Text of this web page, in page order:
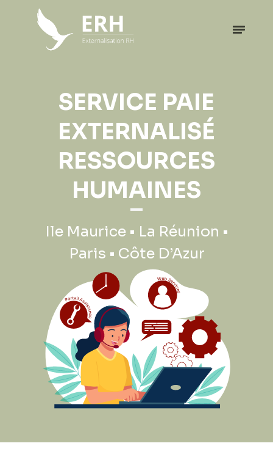
SERVICE PAIE
EXTERNALISÉ
RESSOURCES
HUMAINES
Ile Maurice • La Réunion •
Paris • Côte D’Azur
EXPATRIATION
PROFESSIONNELLE
Ile Maurice • La Réunion •
Paris • Côte D’Azur